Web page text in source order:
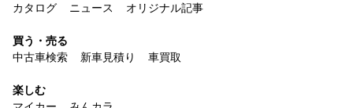
カタログ
ニュース オリジナル記事
買う・売る
中古車検索
新車見積り 車買取
楽しむ